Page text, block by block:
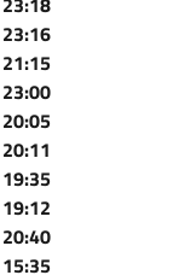
23:16
21:15
23:00
20:05
20:11
19:35
19:12
20:40
15:35